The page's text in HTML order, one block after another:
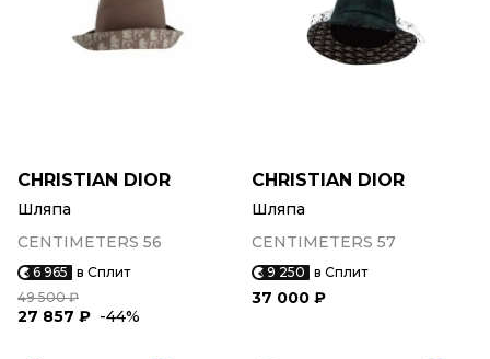
CHRISTIAN DIOR
Шляпа
CENTIMETERS 56
6 965 в Сплит
49 500 ₽
27 857 ₽ -44%
CHRISTIAN DIOR
Шляпа
CENTIMETERS 57
9 250 в Сплит
37 000 ₽